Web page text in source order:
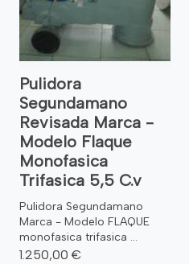
Pulidora
Segundamano
Revisada Marca -
Modelo Flaque
Monofasica
Trifasica 5,5 C.v
Pulidora Segundamano
Marca - Modelo FLAQUE
monofasica trifasica ...
1.250,00 €